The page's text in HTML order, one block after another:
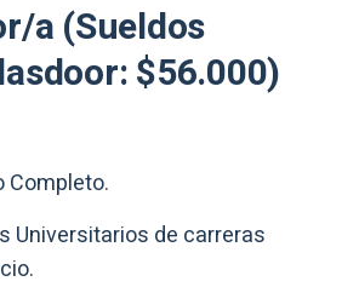
a (Sueldos
$56.000)
Completo.
Universitarios de carreras